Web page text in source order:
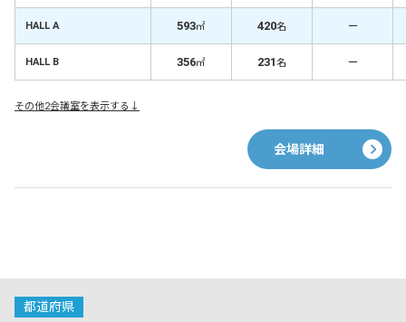
HALL A 593㎡ 420名 －
HALL B 356㎡ 231名 －
その他2会議室を表示する↓
会場詳細
都道府県